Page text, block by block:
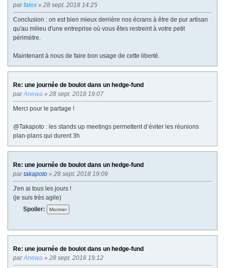
parfalex » 28 sept. 2018 14:25
Conclusion : on est bien mieux derrière nos écrans à être de pur artisan
qu'au milieu d'une entreprise où vous êtes restreint à votre petit
périmètre.
Maintenant à nous de faire bon usage de cette liberté.
Re: une journée de boulot dans un hedge-fund
parAnewa » 28 sept. 2018 19:07
Merci pour le partage !
@Takapoto : les stands up meetings permettent d’éviter les réunions
plan-plans qui durent 3h
Re: une journée de boulot dans un hedge-fund
partakapoto » 28 sept. 2018 19:09
J'en ai tous les jours !
(je suis très agile)
Spoiler:
Re: une journée de boulot dans un hedge-fund
parAnewa » 28 sept. 2018 19:12